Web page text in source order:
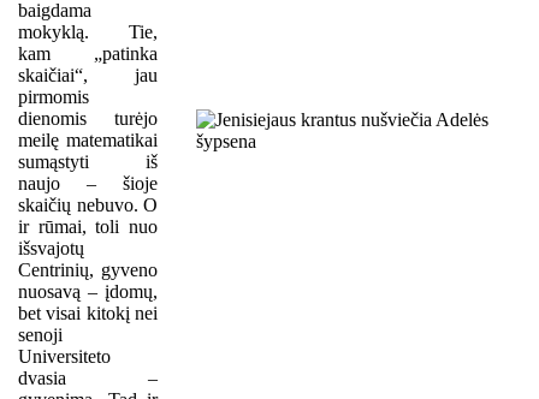
baigdama
mokyklą. Tie,
kam „patinka
skaičiai“, jau
pirmomis
dienomis turėjo
meilę matematikai
sumąstyti iš
naujo – šioje
skaičių nebuvo. O
ir rūmai, toli nuo
išsvajotų
Centrinių, gyveno
nuosavą – įdomų,
bet visai kitokį nei
senoji
Universiteto
dvasia –